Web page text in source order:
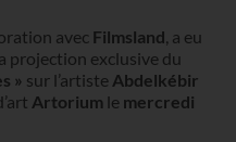
avec Filmsland, a eu
projection exclusive du
» sur l’artiste Abdelkébir
Artorium le mercredi